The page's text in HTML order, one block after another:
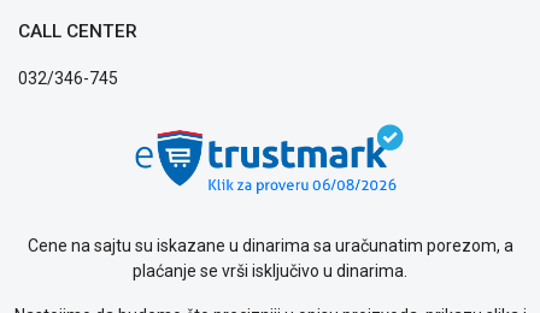
CALL CENTER
032/346-745
Cene na sajtu su iskazane u dinarima sa uračunatim porezom, a
plaćanje se vrši isključivo u dinarima.